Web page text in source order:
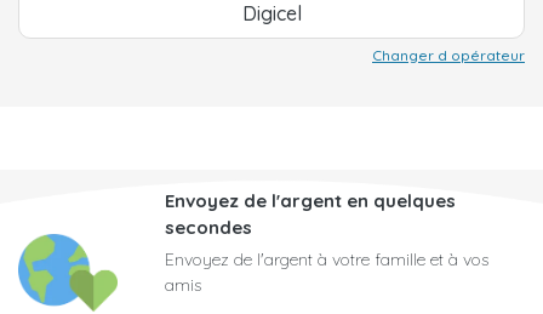
Digicel
Changer d opérateur
Envoyez de l'argent en quelques
secondes
Envoyez de l'argent à votre famille et à vos
amis